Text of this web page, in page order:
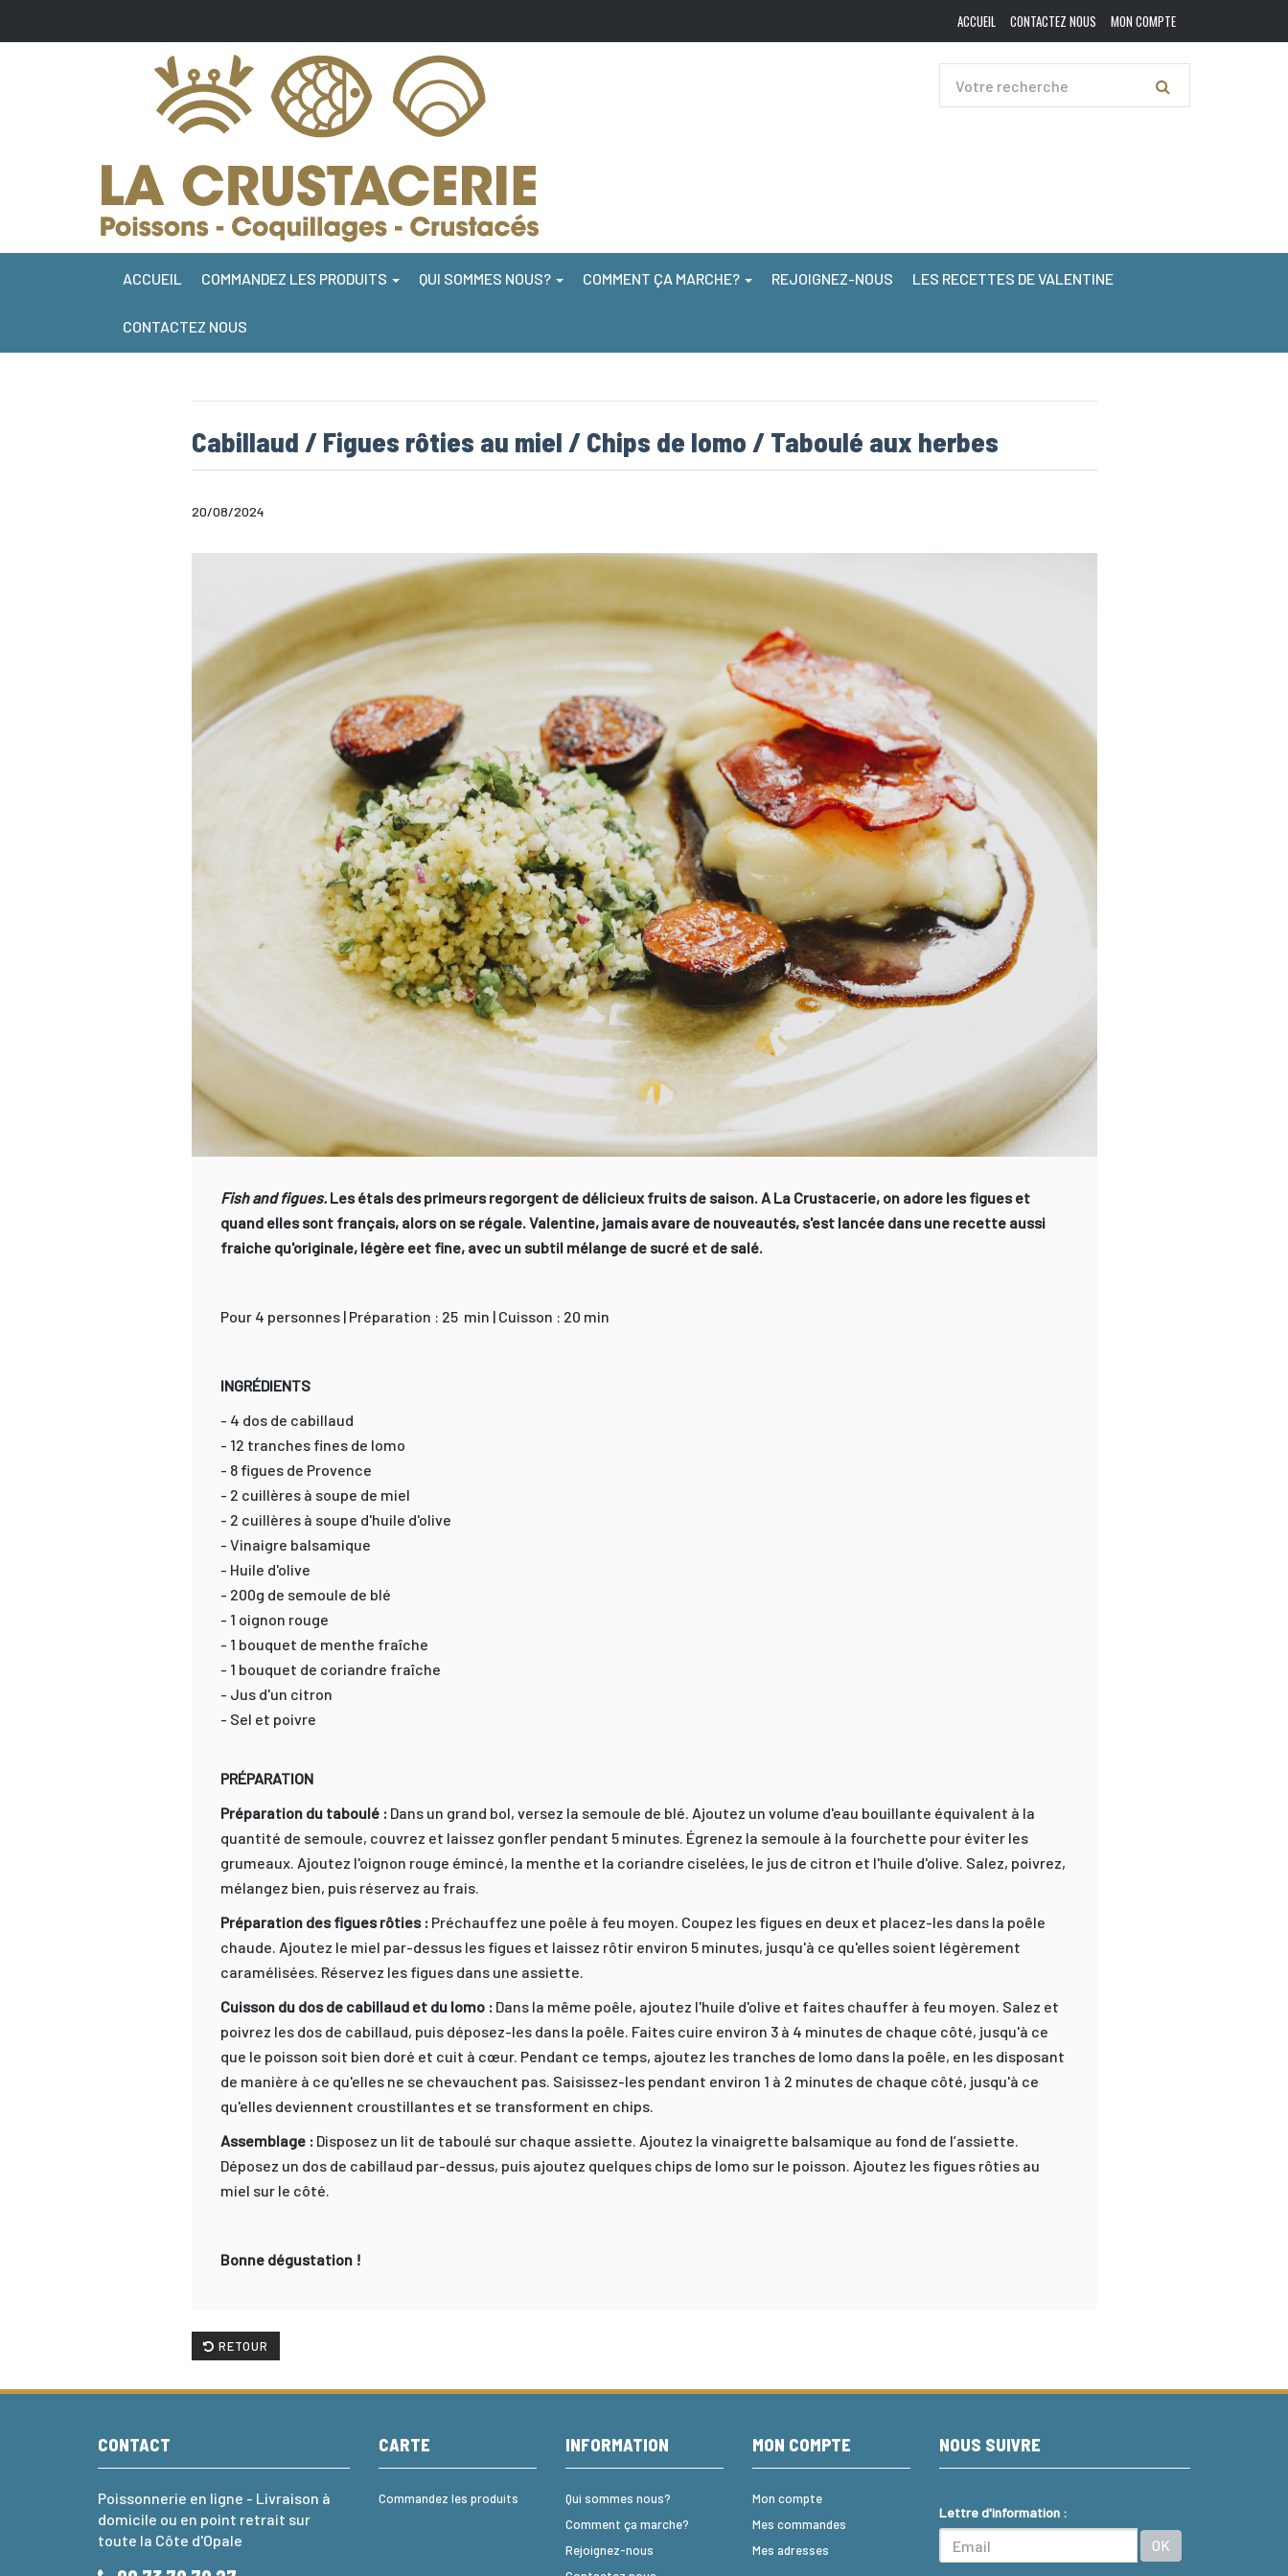
ACCUEIL CONTACTEZ NOUS MON COMPTE
ACCUEIL COMMANDEZ LES PRODUITS QUI SOMMES NOUS? COMMENT ÇA MARCHE? REJOIGNEZ-NOUS LES RECETTES DE VALENTINE
CONTACTEZ NOUS
Cabillaud / Figues rôties au miel / Chips de lomo / Taboulé aux herbes
20/08/2024
Fish and figues.Les étals des primeurs regorgent de délicieux fruits de saison. A La Crustacerie, on adore les figues et
quand elles sont français, alors on se régale. Valentine, jamais avare de nouveautés, s'est lancée dans une recette aussi
fraiche qu'originale, légère eet fine, avec un subtil mélange de sucré et de salé.
Pour 4 personnes | Préparation : 25 min | Cuisson : 20 min
INGRÉDIENTS
- 4 dos de cabillaud
- 12 tranches fines de lomo
- 8 figues de Provence
- 2 cuillères à soupe de miel
- 2 cuillères à soupe d'huile d'olive
- Vinaigre balsamique
- Huile d'olive
- 200g de semoule de blé
- 1 oignon rouge
- 1 bouquet de menthe fraîche
- 1 bouquet de coriandre fraîche
- Jus d'un citron
- Sel et poivre
PRÉPARATION
Préparation du taboulé :Dans un grand bol, versez la semoule de blé. Ajoutez un volume d'eau bouillante équivalent à la
quantité de semoule, couvrez et laissez gonfler pendant 5 minutes. Égrenez la semoule à la fourchette pour éviter les
grumeaux. Ajoutez l'oignon rouge émincé, la menthe et la coriandre ciselées, le jus de citron et l'huile d'olive. Salez, poivrez,
mélangez bien, puis réservez au frais.
Préparation des figues rôties : Préchauffez une poêle à feu moyen. Coupez les figues en deux et placez-les dans la poêle
chaude. Ajoutez le miel par-dessus les figues et laissez rôtir environ 5 minutes, jusqu'à ce qu'elles soient légèrement
caramélisées. Réservez les figues dans une assiette.
Cuisson du dos de cabillaud et du lomo : Dans la même poêle, ajoutez l'huile d'olive et faites chauffer à feu moyen. Salez et
poivrez les dos de cabillaud, puis déposez-les dans la poêle. Faites cuire environ 3 à 4 minutes de chaque côté, jusqu'à ce
que le poisson soit bien doré et cuit à cœur. Pendant ce temps, ajoutez les tranches de lomo dans la poêle, en les disposant
de manière à ce qu'elles ne se chevauchent pas. Saisissez-les pendant environ 1 à 2 minutes de chaque côté, jusqu'à ce
qu'elles deviennent croustillantes et se transforment en chips.
Assemblage : Disposez un lit de taboulé sur chaque assiette. Ajoutez la vinaigrette balsamique au fond de l’assiette.
Déposez un dos de cabillaud par-dessus, puis ajoutez quelques chips de lomo sur le poisson. Ajoutez les figues rôties au
miel sur le côté.
Bonne dégustation !
RETOUR
CONTACT
Poissonnerie en ligne - Livraison à
domicile ou en point retrait sur
toute la Côte d'Opale
CARTE
Commandez les produits
INFORMATION
Qui sommes nous?
Comment ça marche?
Rejoignez-nous
MON COMPTE
Mon compte
Mes commandes
Mes adresses
NOUS SUIVRE
Lettre d'information :
OK